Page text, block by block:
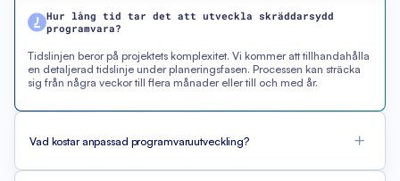
Hur lång tid tar det att utveckla skräddarsydd
programvara?
Tidslinjen beror på projektets komplexitet. Vi kommer att tillhandahålla
en detaljerad tidslinje under planeringsfasen. Processen kan sträcka
sig från några veckor till flera månader eller till och med år.
Vad kostar anpassad programvaruutveckling?